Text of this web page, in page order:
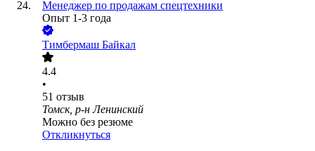
Менеджер по продажам спецтехники
Опыт 1-3 года
Тимбермаш Байкал
4.4
•
51 отзыв
Томск, р-н Ленинский
Можно без резюме
Откликнуться